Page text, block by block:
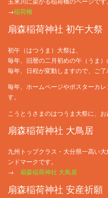
→稲荷橋
扇森稲荷神社 初午大祭
初午（はつうま）大祭は、
毎年、旧暦の二月初めの午（うま
毎年、日程が変動しますので、ご了
毎年、ホームページやポスターカ
す。
こうとうさまのはつうま大祭に、お
扇森稲荷神社 大鳥居
九州トップクラス・大分県一高い
ンドマークです。
→
扇森稲荷神社 大鳥居
扇森稲荷神社 安産祈願